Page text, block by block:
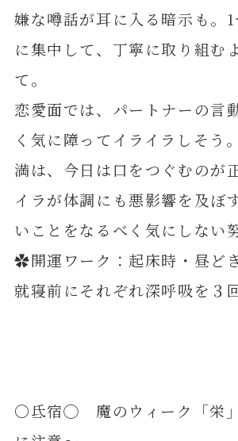
嫌な噂話が耳に入る暗示も。
に集中して、丁寧に取り組む
て。
恋愛面では、パートナーの言
く気に障ってイライラしそう
満は、今日は口をつぐむのが
イラが体調にも悪影響を及ぼ
いことをなるべく気にしない
✿開運ワーク：起床時・昼ど
就寝前にそれぞれ深呼吸を３
〇氐宿◯ 魔のウィーク「栄